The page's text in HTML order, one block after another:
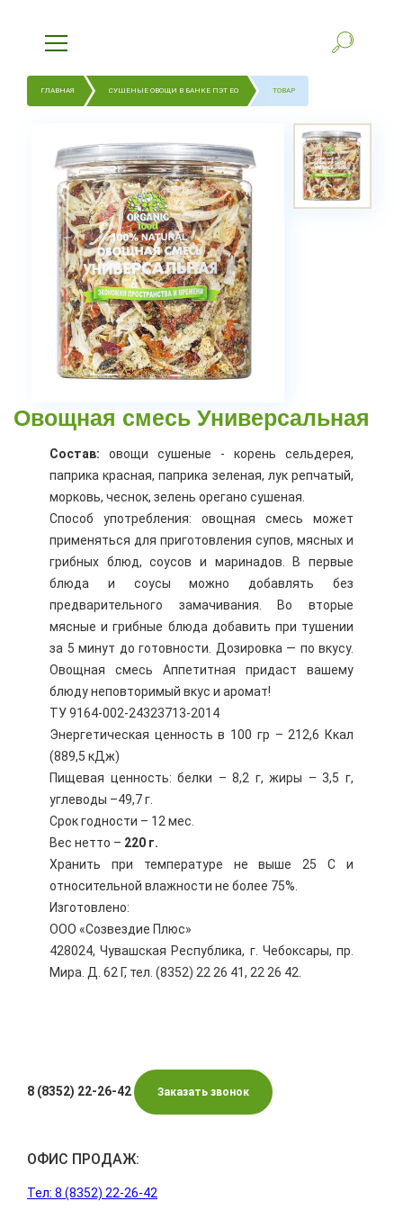
ГЛАВНАЯ СУШЕНЫЕ ОВОЩИ В БАНКЕ ПЭТ ЕО ТОВАР
Овощная смесь Универсальная
Состав: овощи сушеные - корень сельдерея,
паприка красная, паприка зеленая, лук репчатый,
морковь, чеснок, зелень орегано сушеная.
Способ употребления: овощная смесь может
применяться для приготовления супов, мясных и
грибных блюд, соусов и маринадов. В первые
блюда и соусы можно добавлять без
предварительного замачивания. Во вторые
мясные и грибные блюда добавить при тушении
за 5 минут до готовности. Дозировка — по вкусу.
Овощная смесь Аппетитная придаст вашему
блюду неповторимый вкус и аромат!
ТУ 9164-002-24323713-2014
Энергетическая ценность в 100 гр – 212,6 Ккал
(889,5 кДж)
Пищевая ценность: белки – 8,2 г, жиры – 3,5 г,
углеводы –49,7 г.
Срок годности – 12 мес.
Вес нетто – 220 г.
Хранить при температуре не выше 25 С и
относительной влажности не более 75%.
Изготовлено:
ООО «Созвездие Плюс»
428024, Чувашская Республика, г. Чебоксары, пр.
Мира. Д. 62 Г, тел. (8352) 22 26 41, 22 26 42.
8 (8352) 22-26-42 Заказать звонок
ОФИС ПРОДАЖ:
Тел: 8 (8352) 22-26-42